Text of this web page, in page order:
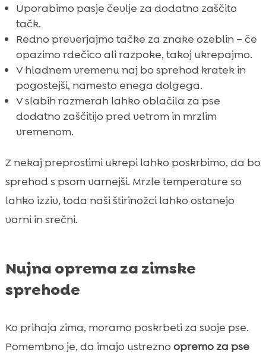
Uporabimo pasje čevlje za dodatno zaščito
tačk.
Redno preverjajmo tačke za znake ozeblin – če
opazimo rdečico ali razpoke, takoj ukrepajmo.
V hladnem vremenu naj bo sprehod kratek in
pogostejši, namesto enega dolgega.
V slabih razmerah lahko oblačila za pse
dodatno zaščitijo pred vetrom in mrzlim
vremenom.
Z nekaj preprostimi ukrepi lahko poskrbimo, da bo
sprehod s psom varnejši. Mrzle temperature so
lahko izziv, toda naši štirinožci lahko ostanejo
varni in srečni.
Nujna oprema za zimske
sprehode
Ko prihaja zima, moramo poskrbeti za svoje pse.
Pomembno je, da imajo ustrezno opremo za pse